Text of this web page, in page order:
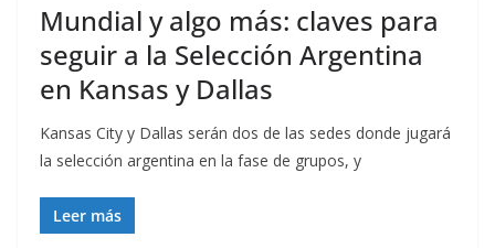
Mundial y algo más: claves para
seguir a la Selección Argentina
en Kansas y Dallas
Kansas City y Dallas serán dos de las sedes donde jugará
la selección argentina en la fase de grupos, y
Leer más